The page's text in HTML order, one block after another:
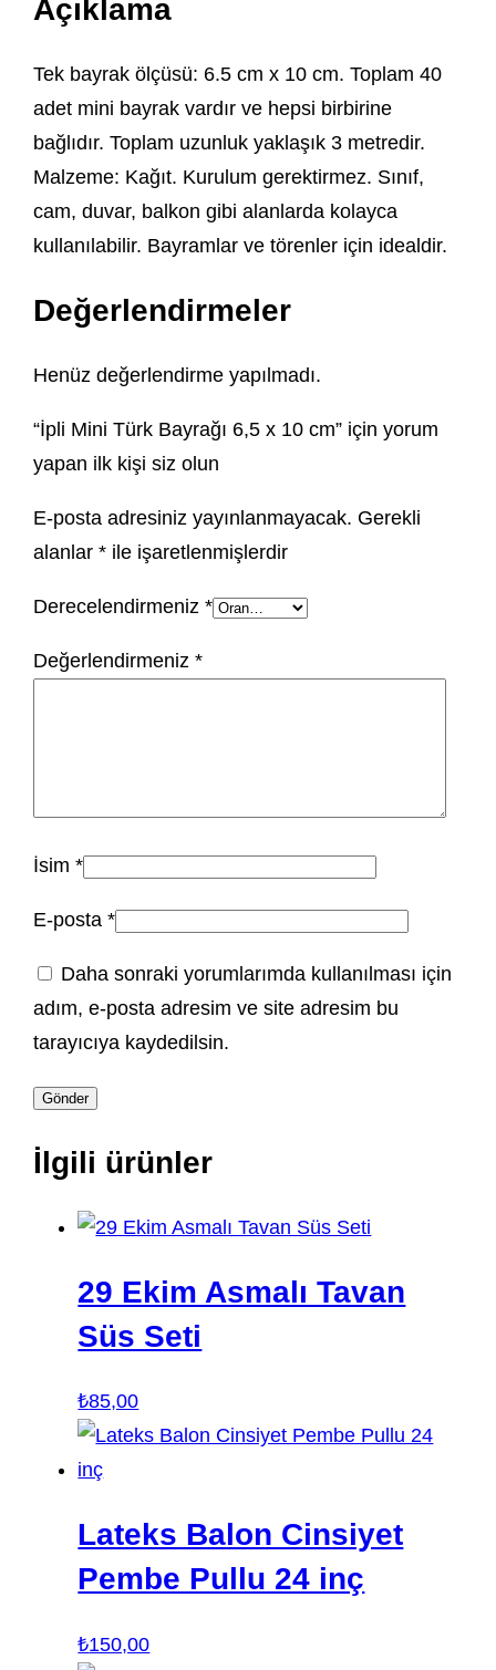
Açıklama
Tek bayrak ölçüsü: 6.5 cm x 10 cm. Toplam 40
adet mini bayrak vardır ve hepsi birbirine
bağlıdır. Toplam uzunluk yaklaşık 3 metredir.
Malzeme: Kağıt. Kurulum gerektirmez. Sınıf,
cam, duvar, balkon gibi alanlarda kolayca
kullanılabilir. Bayramlar ve törenler için idealdir.
Değerlendirmeler
Henüz değerlendirme yapılmadı.
“İpli Mini Türk Bayrağı 6,5 x 10 cm” için yorum
yapan ilk kişi siz olun
E-posta adresiniz yayınlanmayacak. Gerekli
alanlar* ile işaretlenmişlerdir
Derecelendirmeniz*
Değerlendirmeniz*
İsim*
E-posta*
Daha sonraki yorumlarımda kullanılması için
adım, e-posta adresim ve site adresim bu
tarayıcıya kaydedilsin.
İlgili ürünler
29 Ekim Asmalı Tavan
Süs Seti
₺85,00
Lateks Balon Cinsiyet
Pembe Pullu 24 inç
₺150,00